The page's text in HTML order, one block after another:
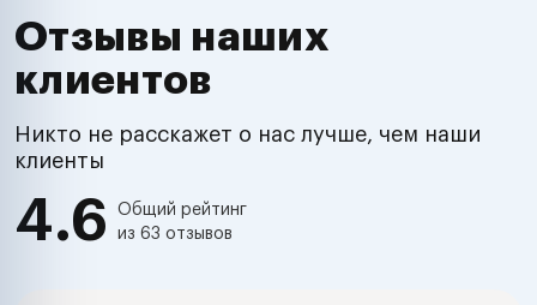
Отзывы наших
клиентов
Никто не расскажет о нас лучше, чем наши
клиенты
4.6
Общий рейтинг
из 63 отзывов